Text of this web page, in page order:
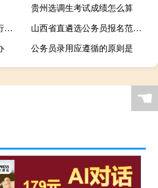
贵州选调生考试成绩怎么算
黑龙江公务员考试怎么进行报名确认
山西省直遴选公务员报名范围有哪些
公务员录用应遵循的原则是
☚